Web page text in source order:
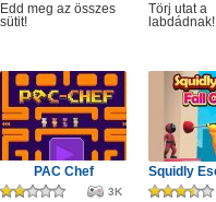
Edd meg az összes
sütit!
Törj utat a
labdádnak!
PAC Chef
3K